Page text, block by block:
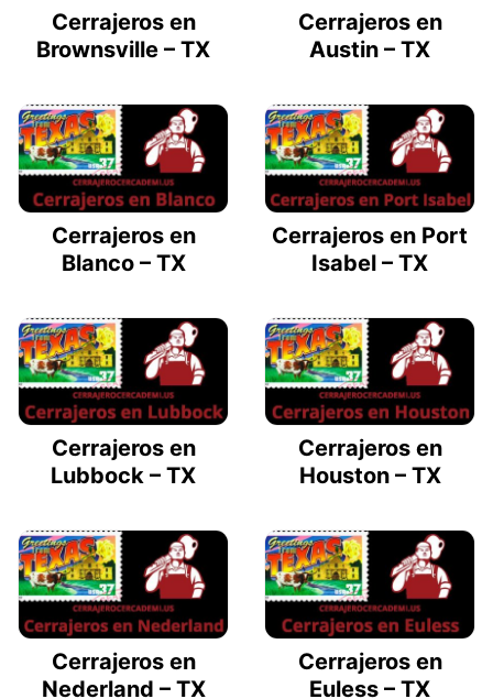
Cerrajeros en
Brownsville – TX
Cerrajeros en
Austin – TX
Cerrajeros en
Blanco – TX
Cerrajeros en Port
Isabel – TX
Cerrajeros en
Lubbock – TX
Cerrajeros en
Houston – TX
Cerrajeros en
Nederland – TX
Cerrajeros en
Euless – TX